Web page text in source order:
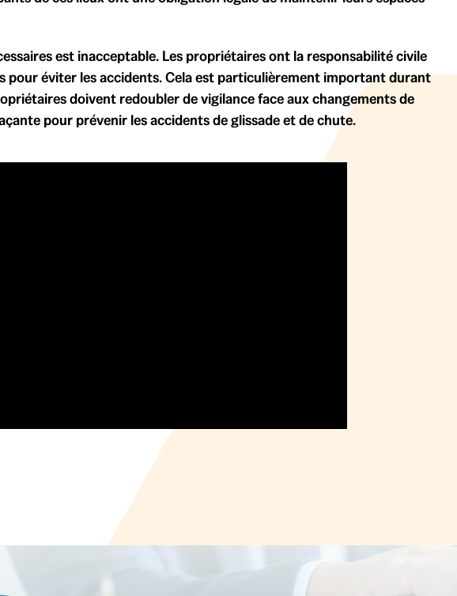
est inacceptable. Les propriétaires ont la responsabilité civile
pour éviter les accidents. Cela est particulièrement important durant
doivent redoubler de vigilance face aux changements de
pour prévenir les accidents de glissade et de chute.